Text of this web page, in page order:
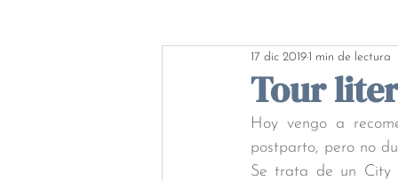
Tour
17 dic 20191 min de lectura
Hoy vengo a
postparto, pero no
Se trata de un City